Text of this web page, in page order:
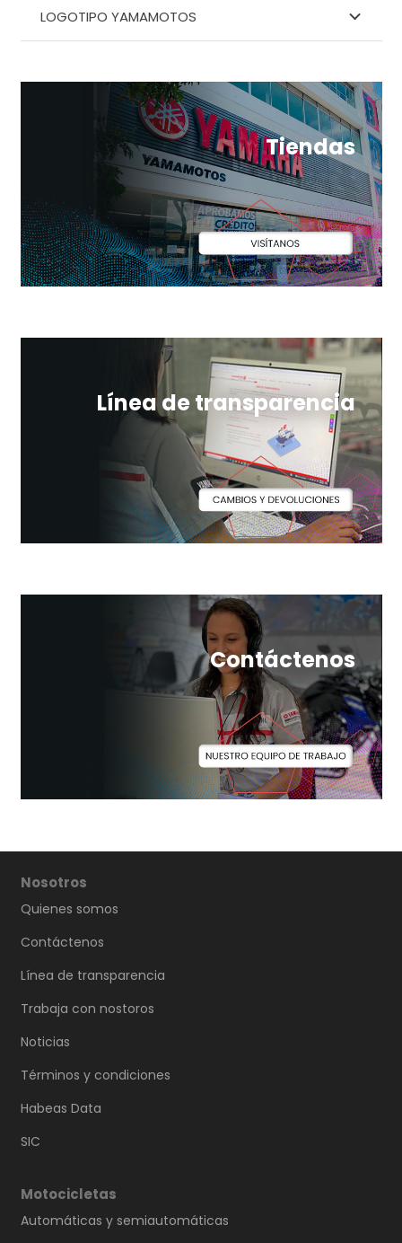
LOGOTIPO YAMAMOTOS
Tiendas
Línea de transparencia
Contáctenos
Nosotros
Quienes somos
Contáctenos
Línea de transparencia
Trabaja con nostoros
Noticias
Términos y condiciones
Habeas Data
SIC
Motocicletas
Automáticas y semiautomáticas